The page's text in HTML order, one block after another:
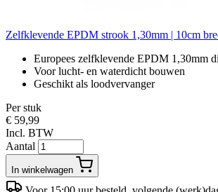
Zelfklevende EPDM strook 1,30mm | 10cm
Europees zelfklevende EPDM 1,30mm
Voor lucht- en waterdicht bouwen
Geschikt als loodvervanger
Per stuk
€ 59,99
Incl. BTW
Aantal
In winkelwagen